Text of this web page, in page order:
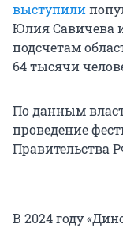
выступили
Юлия Савичева
подсчетам
64 тысячи
По данным
проведение
Правительства
В 2024 году